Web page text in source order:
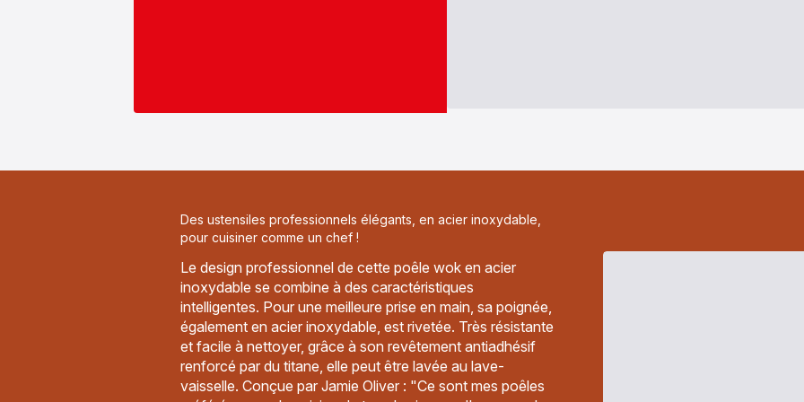
Des ustensiles professionnels élégants, en acier inoxydable,
pour cuisiner comme un chef !
Le design professionnel de cette poêle wok en acier
inoxydable se combine à des caractéristiques
intelligentes. Pour une meilleure prise en main, sa poignée,
également en acier inoxydable, est rivetée. Très résistante
et facile à nettoyer, grâce à son revêtement antiadhésif
renforcé par du titane, elle peut être lavée au lave-
vaisselle. Conçue par Jamie Oliver : "Ce sont mes poêles